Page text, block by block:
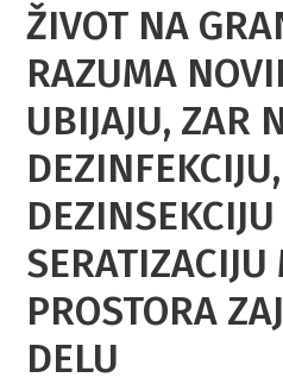
ŽIVOT NA
RAZUMA
UBIJAJU, ZAR
DEZINFEKCIJU,
SERATIZACIJU
PROSTORA
DELU